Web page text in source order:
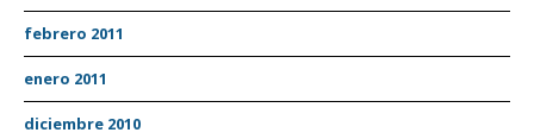
febrero 2011
enero 2011
diciembre 2010